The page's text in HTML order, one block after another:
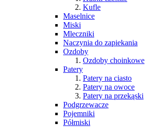
Kufle
Maselnice
Miski
Mleczniki
Naczynia do zapiekania
Ozdoby
Ozdoby choinkowe
Patery
Patery na ciasto
Patery na owoce
Patery na przekąski
Podgrzewacze
Pojemniki
Półmiski